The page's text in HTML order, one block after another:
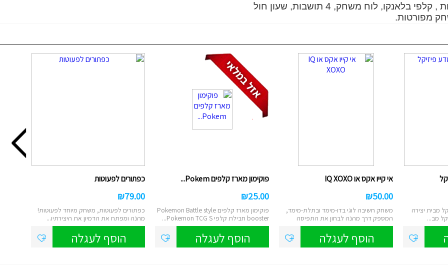
אקרילי
שולחן/תיבות
112 אבני אות , קלפי בלאנקו, לוח משחק, 4 תושבות, שעון חול
מפורטות.
מבית יצירה
מב...
אי קייו אקס או IQ XOXO
50.00
₪
משחק חשיבה לוגי בדו-מימד ובתלת-מימד,
המספק דרך מהנה לבחון את התפיסה
המרחב...
הוסף לעגלה
פוקימון מארז קלפים Pokem...
25.00
₪
פוקימון מארז קלפים Pokemon Battle style
booster חבילת קלפי Pokemon TCG S...
הוסף לעגלה
כפתורים לפעוטות
79.00
₪
כפתורים לפעוטות, משחק מיוחד לפעוטות!
מהנה ומפתח את הדמיון את היצירתיו...
הוסף לעגלה